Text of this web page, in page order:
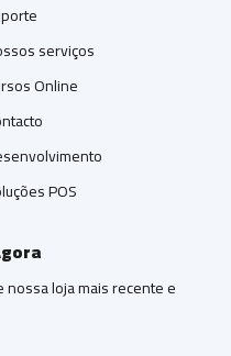
serviços
Online
POS
loja mais recente e